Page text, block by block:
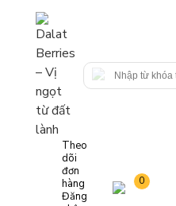
Theo
dõi
đơn
hàng
Đăng
0